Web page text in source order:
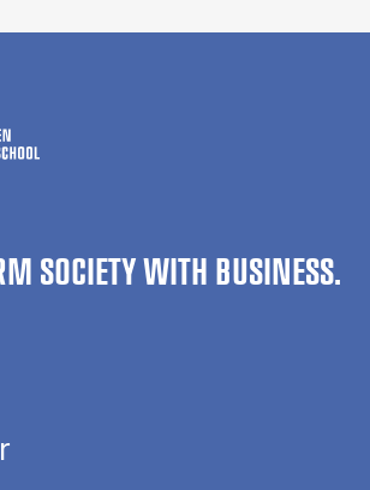
SOCIETY WITH BUSINESS.